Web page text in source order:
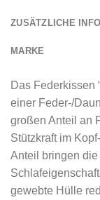
ZUSÄTZLICHE
MARKE
Das Federkissen
einer Feder-/
großen Anteil an
Stützkraft im
Anteil bringen
gewebte Hülle